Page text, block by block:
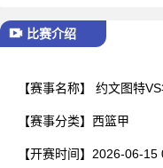
比赛介绍
【赛事名称】 约文图特
【赛事分类】 西篮甲
【开赛时间】 2026-06-15